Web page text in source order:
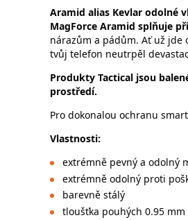
Aramid alias Kevlar odolné
MagForce Aramid splňuje
nárazům a pádům. Ať už jde
tvůj telefon neutrpěl
Produkty Tactical jsou
prostředí.
Pro dokonalou ochranu
Vlastnosti:
extrémně pevný a odolný
extrémně odolný proti
barevně stálý
tloušťka pouhých 0.95 mm